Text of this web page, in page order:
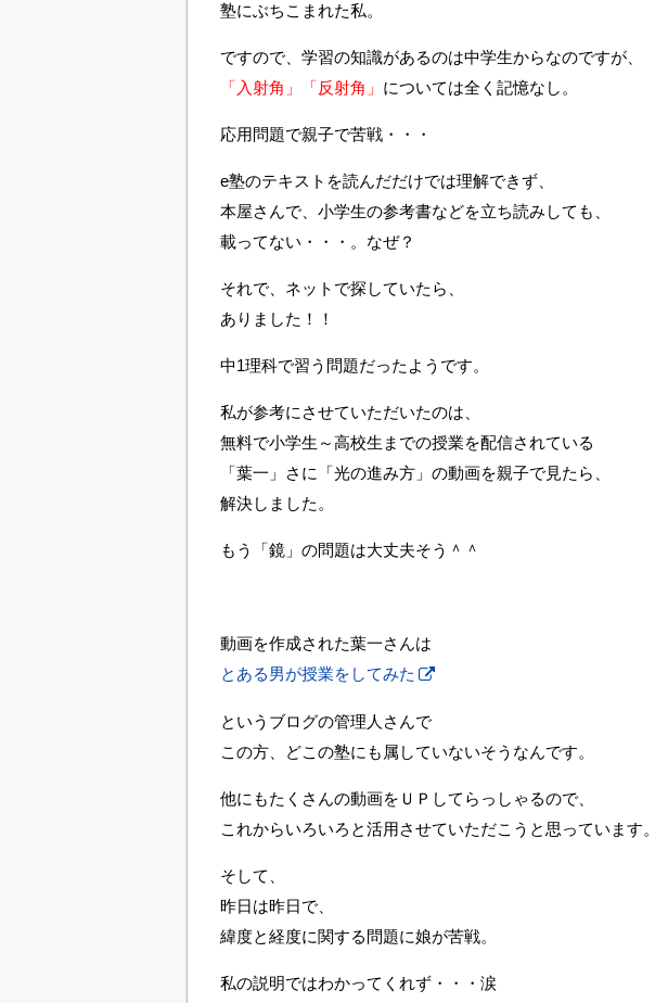
塾にぶちこまれた私。
ですので、学習の知識があるのは中学生からなのですが、
「入射角」「反射角」 については全く記憶なし。
応用問題で親子で苦戦・・・
e塾のテキストを読んだだけでは理解できず、
本屋さんで、小学生の参考書などを立ち読みしても、
載ってない・・・。なぜ？
それで、ネットで探していたら、
ありました！！
中1理科で習う問題だったようです。
私が参考にさせていただいたのは、
無料で小学生～高校生までの授業を配信されている
「葉一」さに「光の進み方」の動画を親子で見たら、
解決しました。
もう「鏡」の問題は大丈夫そう＾＾
動画を作成された葉一さんは
とある男が授業をしてみた
というブログの管理人さんで
この方、どこの塾にも属していないそうなんです。
他にもたくさんの動画をＵＰしてらっしゃるので、
これからいろいろと活用させていただこうと思っています。
そして、
昨日は昨日で、
緯度と経度に関する問題に娘が苦戦。
私の説明ではわかってくれず・・・涙